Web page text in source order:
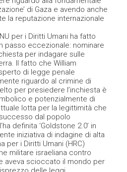
di Gaza e avendo anche
la reputazione internazionale
per i Diritti Umani ha fatto
passo eccezionale: nominare
per indagare sulle
Il fatto che William
di legge penale
riguardo al crimine di
per presiedere l’inchiesta è
e potenzialmente di
lotta per la legittimità che
dal popolo
definita ‘Goldstone 2.0’ in
iniziativa di indagine di alta
per i Diritti Umani (HRC)
militare israeliana contro
aveva scioccato il mondo per